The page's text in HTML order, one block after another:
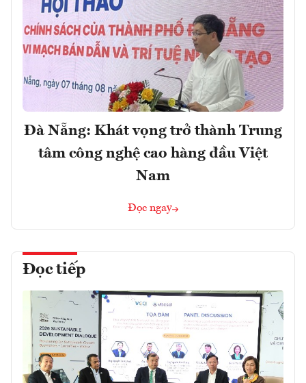
Đà Nẵng: Khát vọng trở thành Trung
tâm công nghệ cao hàng đầu Việt
Nam
Đọc ngay
Đọc tiếp